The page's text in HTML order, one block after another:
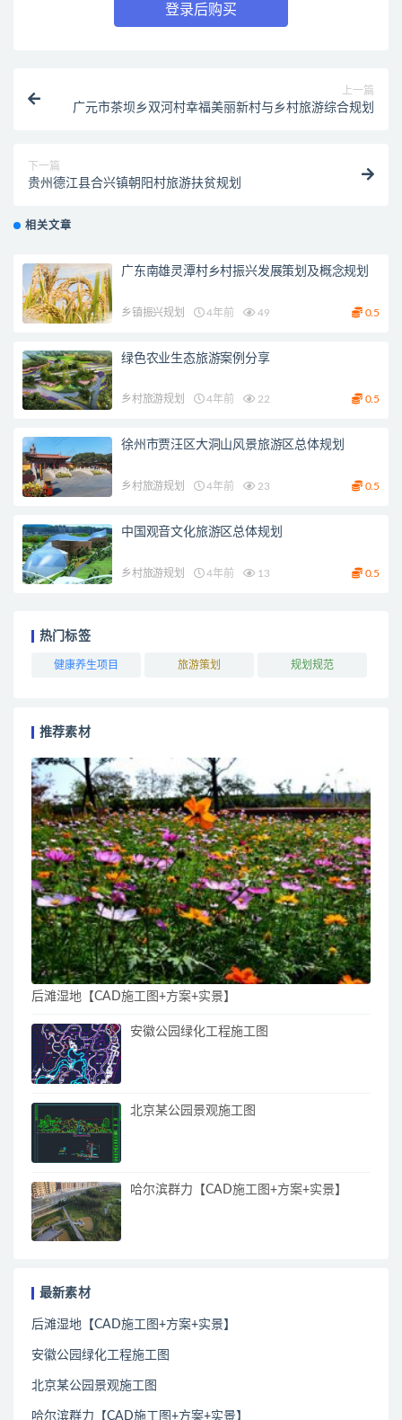
登录后购买
上一篇
广元市茶坝乡双河村幸福美丽新村与乡村旅游综合规划
下一篇
贵州德江县合兴镇朝阳村旅游扶贫规划
相关文章
广东南雄灵潭村乡村振兴发展策划及概念规划
乡镇振兴规划 4年前 49 0.5
绿色农业生态旅游案例分享
乡村旅游规划 4年前 22 0.5
徐州市贾汪区大洞山风景旅游区总体规划
乡村旅游规划 4年前 23 0.5
中国观音文化旅游区总体规划
乡村旅游规划 4年前 13 0.5
热门标签
健康养生项目 旅游策划 规划规范
推荐素材
后滩湿地【CAD施工图+方案+实景】
安徽公园绿化工程施工图
北京某公园景观施工图
哈尔滨群力【CAD施工图+方案+实景】
最新素材
后滩湿地【CAD施工图+方案+实景】
安徽公园绿化工程施工图
北京某公园景观施工图
哈尔滨群力【CAD施工图+方案+实景】